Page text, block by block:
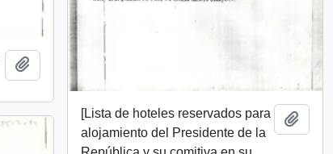
[Lista de hoteles reservados para
alojamiento del Presidente de la
Añadir al portapapeles